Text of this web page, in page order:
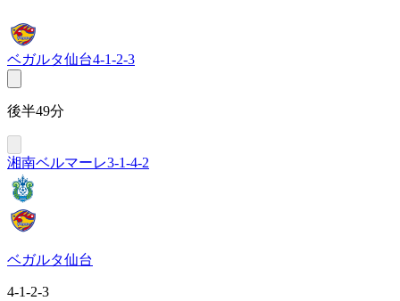
ベガルタ仙台4-1-2-3
後半49分
湘南ベルマーレ3-1-4-2
ベガルタ仙台
4-1-2-3